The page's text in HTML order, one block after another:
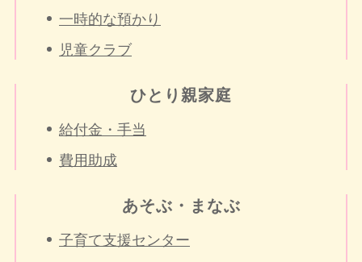
一時的な預かり
児童クラブ
ひとり親家庭
給付金・手当
費用助成
あそぶ・まなぶ
子育て支援センター